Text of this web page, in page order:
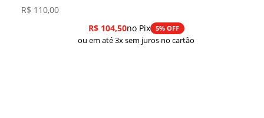
R$ 110,00
R$104,50no Pix 5% OFF
ou em até 3x sem juros no cartão